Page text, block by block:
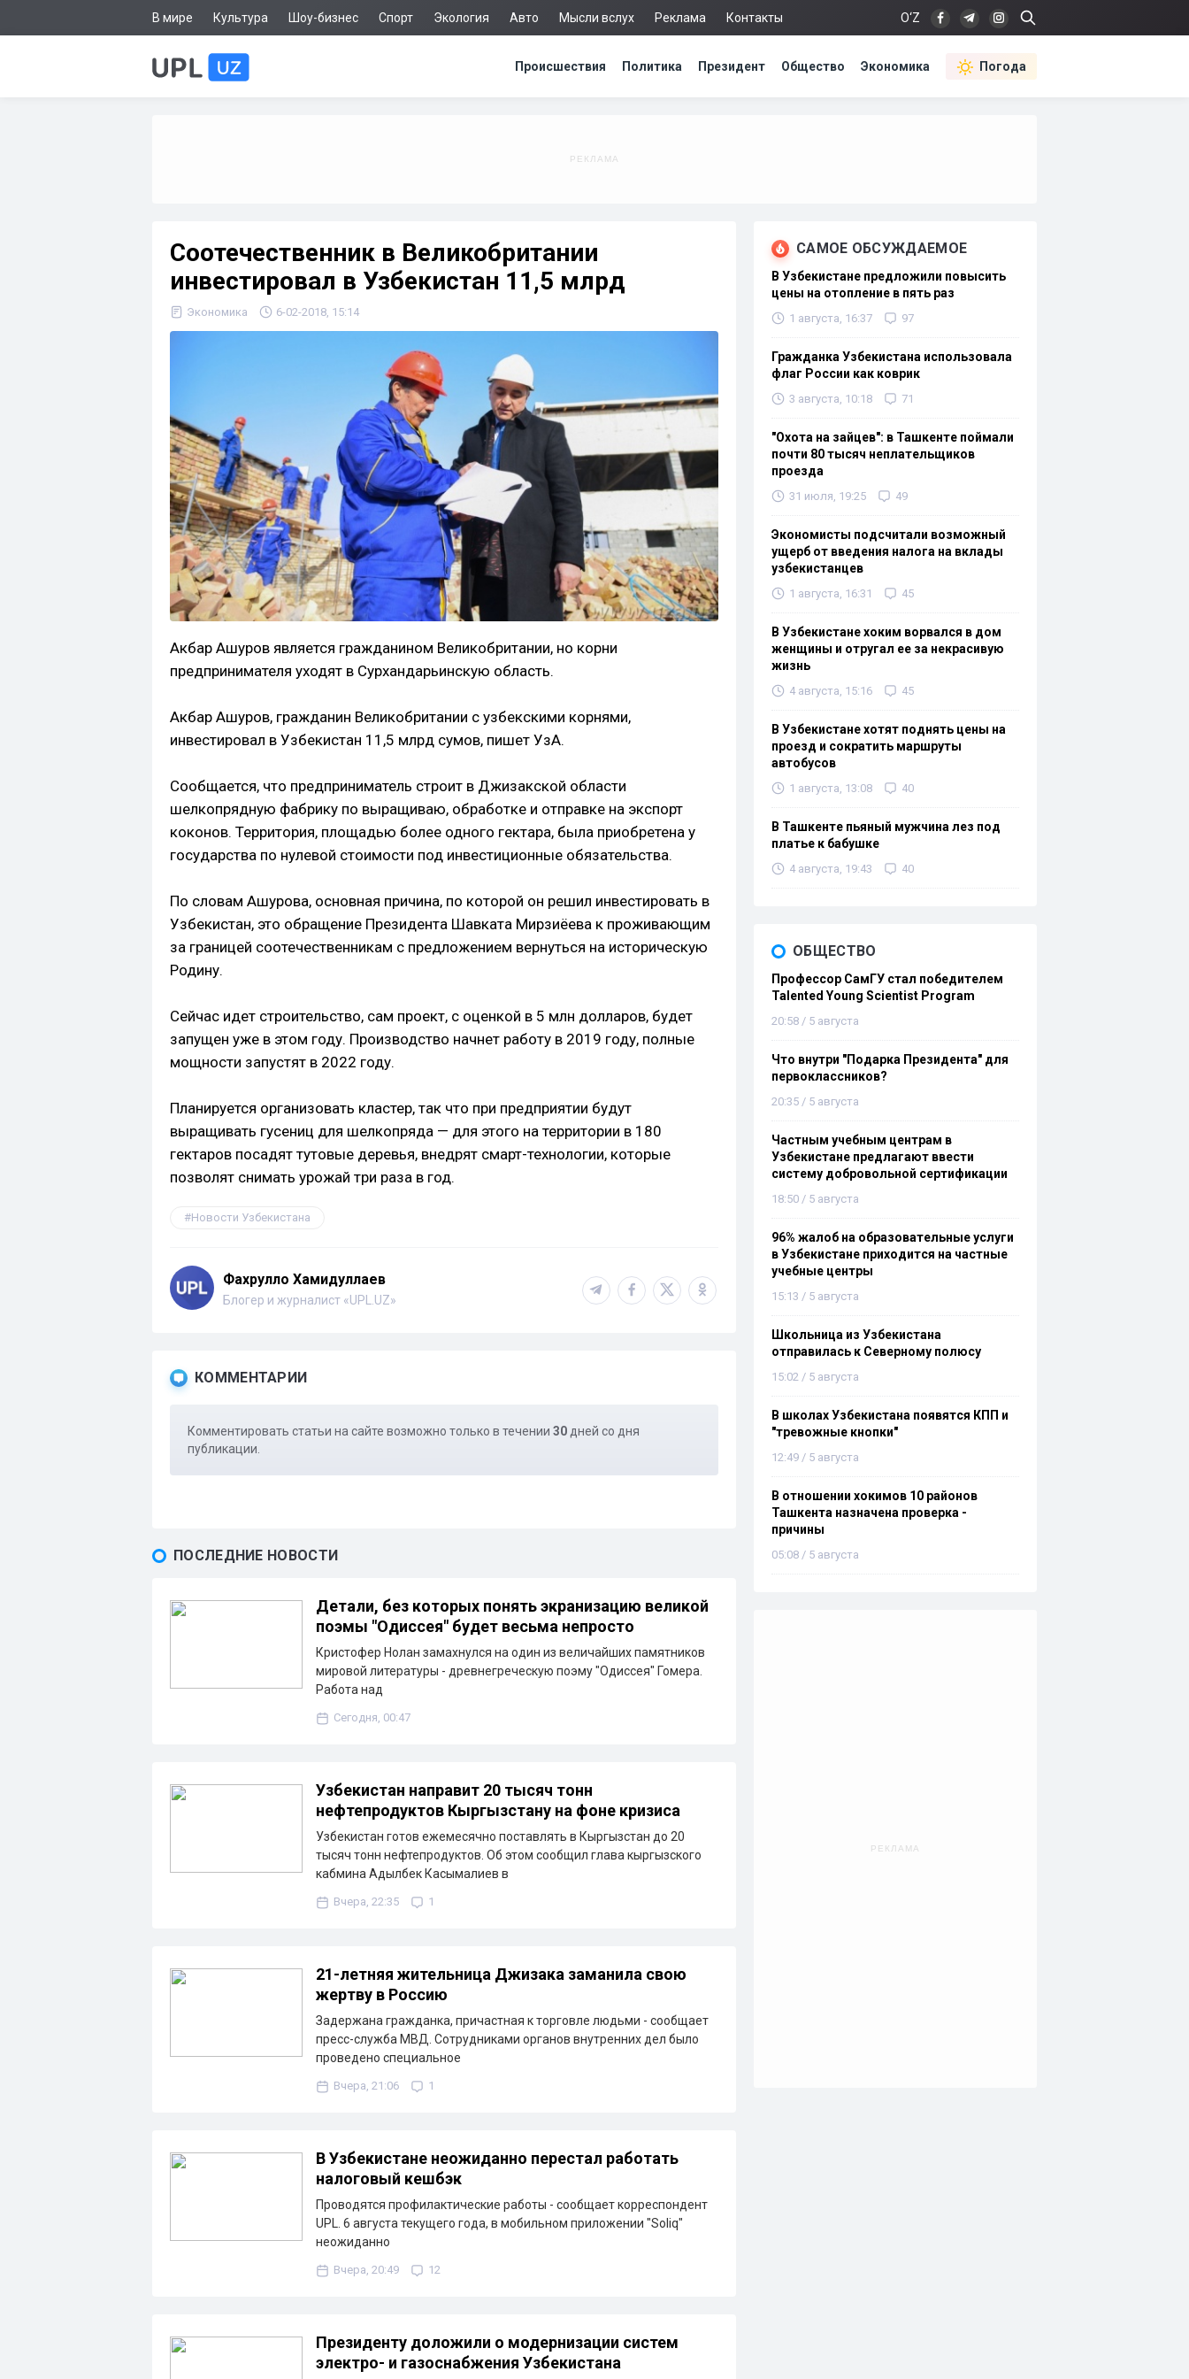
В мире Культура Шоу-бизнес Спорт Экология Авто Мысли вслух Реклама Контакты O‘Z
Происшествия Политика Президент Общество Экономика Погода
Соотечественник в Великобритании
инвестировал в Узбекистан 11,5 млрд
Экономика 6-02-2018, 15:14
Акбар Ашуров является гражданином Великобритании, но корни
предпринимателя уходят в Сурхандарьинскую область.
Акбар Ашуров, гражданин Великобритании с узбекскими корнями,
инвестировал в Узбекистан 11,5 млрд сумов, пишет УзА.
Сообщается, что предприниматель строит в Джизакской области
шелкопрядную фабрику по выращиваю, обработке и отправке на экспорт
коконов. Территория, площадью более одного гектара, была приобретена у
государства по нулевой стоимости под инвестиционные обязательства.
По словам Ашурова, основная причина, по которой он решил инвестировать в
Узбекистан, это обращение Президента Шавката Мирзиёева к проживающим
за границей соотечественникам с предложением вернуться на историческую
Родину.
Сейчас идет строительство, сам проект, с оценкой в 5 млн долларов, будет
запущен уже в этом году. Производство начнет работу в 2019 году, полные
мощности запустят в 2022 году.
Планируется организовать кластер, так что при предприятии будут
выращивать гусениц для шелкопряда — для этого на территории в 180
гектаров посадят тутовые деревья, внедрят смарт-технологии, которые
позволят снимать урожай три раза в год.
Новости Узбекистана
Фахрулло Хамидуллаев
Блогер и журналист «UPL.UZ»
КОММЕНТАРИИ
Комментировать статьи на сайте возможно только в течении 30дней со дня
публикации.
ПОСЛЕДНИЕ НОВОСТИ
Детали, без которых понять экранизацию великой
поэмы "Одиссея" будет весьма непросто
Кристофер Нолан замахнулся на один из величайших памятников
мировой литературы - древнегреческую поэму "Одиссея" Гомера.
Работа над
Сегодня, 00:47
Узбекистан направит 20 тысяч тонн
нефтепродуктов Кыргызстану на фоне кризиса
Узбекистан готов ежемесячно поставлять в Кыргызстан до 20
тысяч тонн нефтепродуктов. Об этом сообщил глава кыргызского
кабмина Адылбек Касымалиев в
Вчера, 22:35 1
21-летняя жительница Джизака заманила свою
жертву в Россию
Задержана гражданка, причастная к торговле людьми - сообщает
пресс-служба МВД. Сотрудниками органов внутренних дел было
проведено специальное
Вчера, 21:06 1
В Узбекистане неожиданно перестал работать
налоговый кешбэк
Проводятся профилактические работы - сообщает корреспондент
UPL. 6 августа текущего года, в мобильном приложении "Soliq"
неожиданно
Вчера, 20:49 12
Президенту доложили о модернизации систем
электро- и газоснабжения Узбекистана
САМОЕ ОБСУЖДАЕМОЕ
В Узбекистане предложили повысить
цены на отопление в пять раз
1 августа, 16:37 97
Гражданка Узбекистана использовала
флаг России как коврик
3 августа, 10:18 71
"Охота на зайцев": в Ташкенте поймали
почти 80 тысяч неплательщиков
проезда
31 июля, 19:25 49
Экономисты подсчитали возможный
ущерб от введения налога на вклады
узбекистанцев
1 августа, 16:31 45
В Узбекистане хоким ворвался в дом
женщины и отругал ее за некрасивую
жизнь
4 августа, 15:16 45
В Узбекистане хотят поднять цены на
проезд и сократить маршруты
автобусов
1 августа, 13:08 40
В Ташкенте пьяный мужчина лез под
платье к бабушке
4 августа, 19:43 40
ОБЩЕСТВО
Профессор СамГУ стал победителем
Talented Young Scientist Program
20:58 / 5 августа
Что внутри "Подарка Президента" для
первоклассников?
20:35 / 5 августа
Частным учебным центрам в
Узбекистане предлагают ввести
систему добровольной сертификации
18:50 / 5 августа
96% жалоб на образовательные услуги
в Узбекистане приходится на частные
учебные центры
15:13 / 5 августа
Школьница из Узбекистана
отправилась к Северному полюсу
15:02 / 5 августа
В школах Узбекистана появятся КПП и
"тревожные кнопки"
12:49 / 5 августа
В отношении хокимов 10 районов
Ташкента назначена проверка -
причины
05:08 / 5 августа